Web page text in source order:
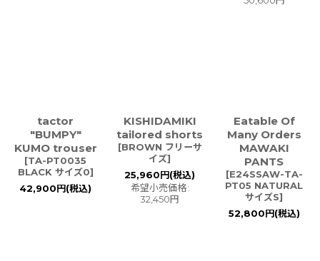
tactor
"BUMPY"
KUMO trouser
[TA-PT0035
BLACK サイズ0]
42,900円(税込)
KISHIDAMIKI
tailored shorts
[BROWN フリーサ
イズ]
25,960円(税込)
希望小売価格:
32,450円
Eatable Of
Many Orders
MAWAKI
PANTS
[E24SSAW-TA-
PT05 NATURAL
サイズS]
52,800円(税込)